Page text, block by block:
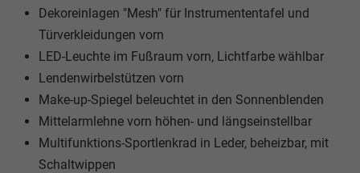
Dekoreinlagen "Mesh" für Instrumententafel und
Türverkleidungen vorn
LED-Leuchte im Fußraum vorn, Lichtfarbe wählbar
Lendenwirbelstützen vorn
Make-up-Spiegel beleuchtet in den Sonnenblenden
Mittelarmlehne vorn höhen- und längseinstellbar
Multifunktions-Sportlenkrad in Leder, beheizbar, mit
Schaltwippen